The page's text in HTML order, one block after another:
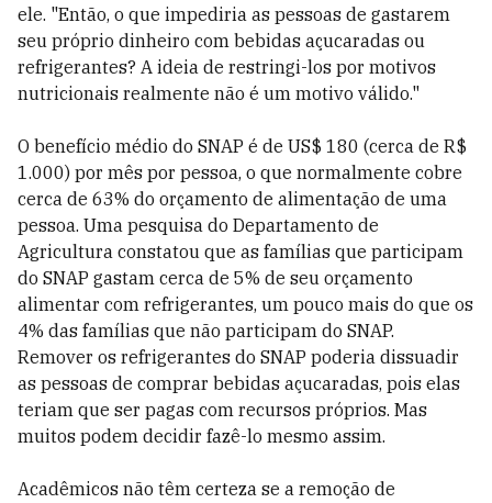
ele. "Então, o que impediria as pessoas de gastarem
seu próprio dinheiro com bebidas açucaradas ou
refrigerantes? A ideia de restringi-los por motivos
nutricionais realmente não é um motivo válido."
O benefício médio do SNAP é de US$ 180 (cerca de R$
1.000) por mês por pessoa, o que normalmente cobre
cerca de 63% do orçamento de alimentação de uma
pessoa. Uma pesquisa do Departamento de
Agricultura constatou que as famílias que participam
do SNAP gastam cerca de 5% de seu orçamento
alimentar com refrigerantes, um pouco mais do que os
4% das famílias que não participam do SNAP.
Remover os refrigerantes do SNAP poderia dissuadir
as pessoas de comprar bebidas açucaradas, pois elas
teriam que ser pagas com recursos próprios. Mas
muitos podem decidir fazê-lo mesmo assim.
Acadêmicos não têm certeza se a remoção de